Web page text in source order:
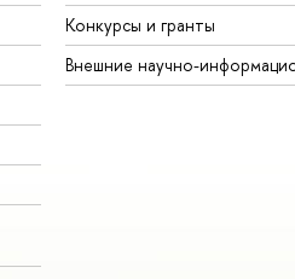
Конкурсы и гранты
Внешние научно-